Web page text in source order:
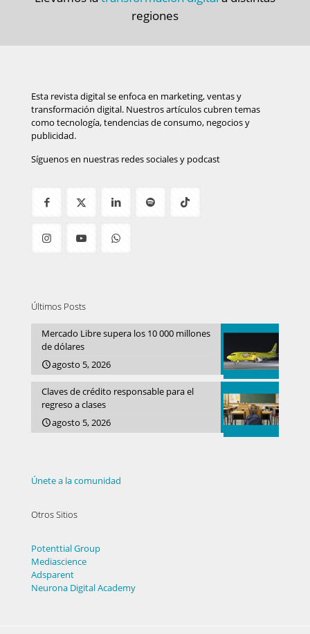
regiones
Esta revista digital se enfoca en marketing, ventas y
transformación digital. Nuestros artículos cubren temas
como tecnología, tendencias de consumo, negocios y
publicidad.
Síguenos en nuestras redes sociales y podcast
Últimos Posts
Mercado Libre supera los 10 000 millones
de dólares
agosto 5, 2026
Claves de crédito responsable para el
regreso a clases
agosto 5, 2026
Únete a la comunidad
Otros Sitios
Potenttial Group
Mediascience
Adsparent
Neurona Digital Academy